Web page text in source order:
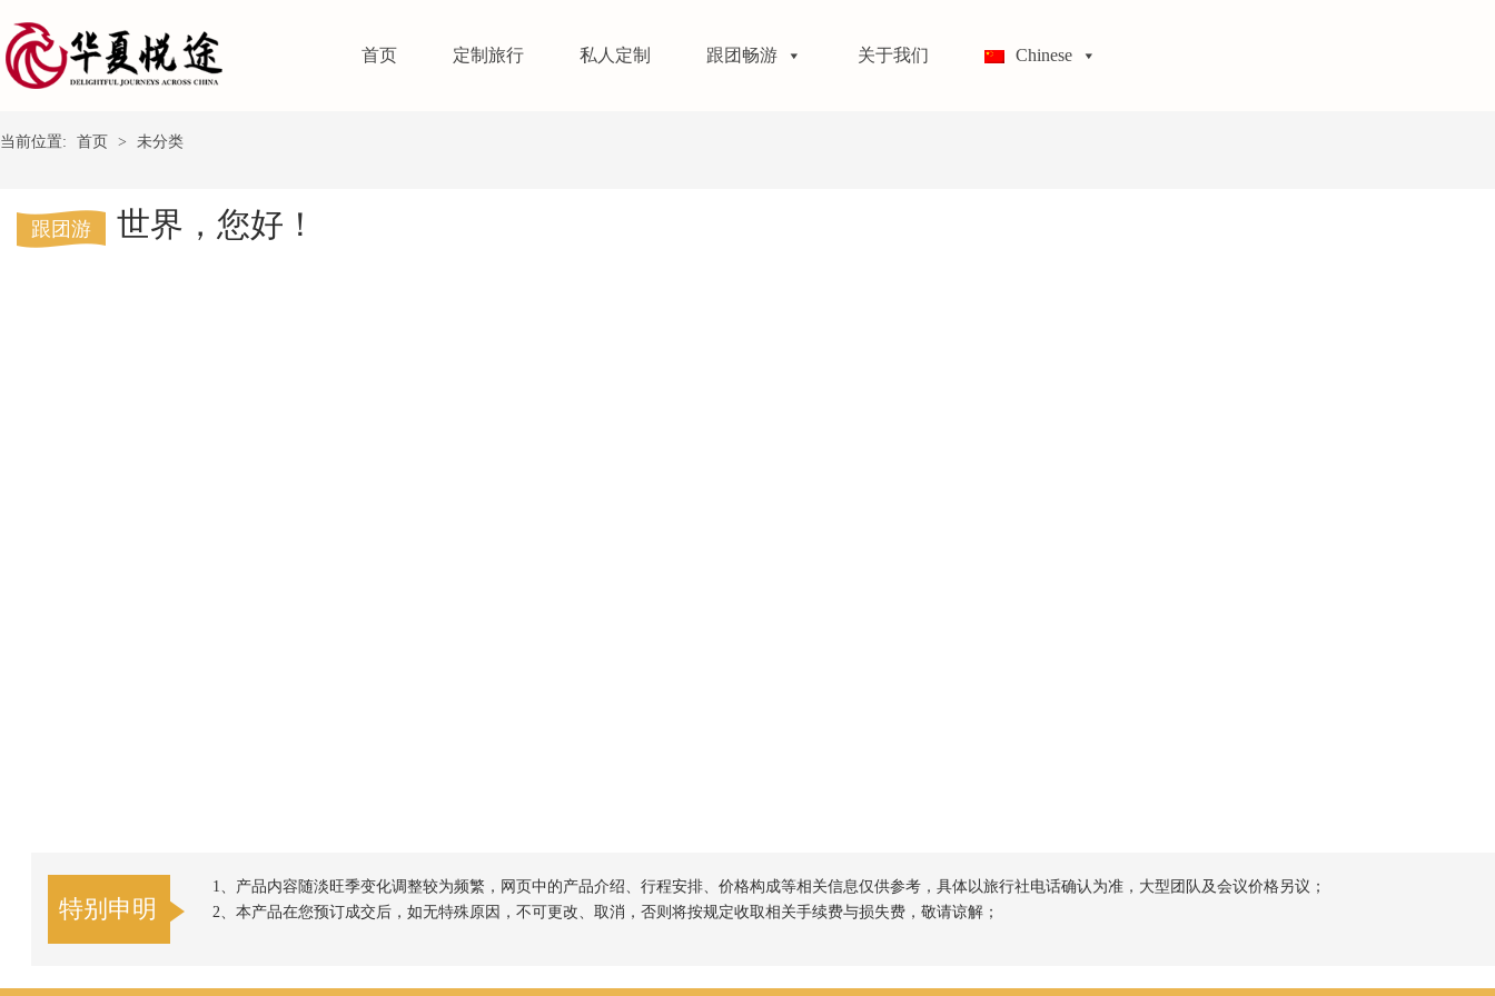
首页 定制旅行 私人定制 跟团畅游 关于我们 Chinese
当前位置: 首页 > 未分类
跟团游 世界，您好！
特别申明
1、产品内容随淡旺季变化调整较为频繁，网页中的产品介绍、行程安排、价格构成等相关信息仅供参考，具体以旅行社电话确认为准，大型团队及会议价格另议；
2、本产品在您预订成交后，如无特殊原因，不可更改、取消，否则将按规定收取相关手续费与损失费，敬请谅解；